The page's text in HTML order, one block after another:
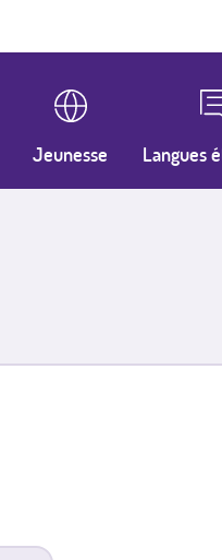
Jeunesse Langues